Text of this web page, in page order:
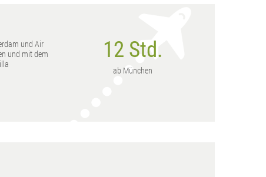
und Air
und mit dem
12 Std.
ab München